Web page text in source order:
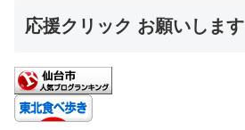
応援クリック お願いします